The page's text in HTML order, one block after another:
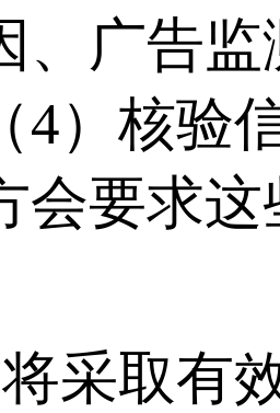
、广告
4）核验
会要求
采取有